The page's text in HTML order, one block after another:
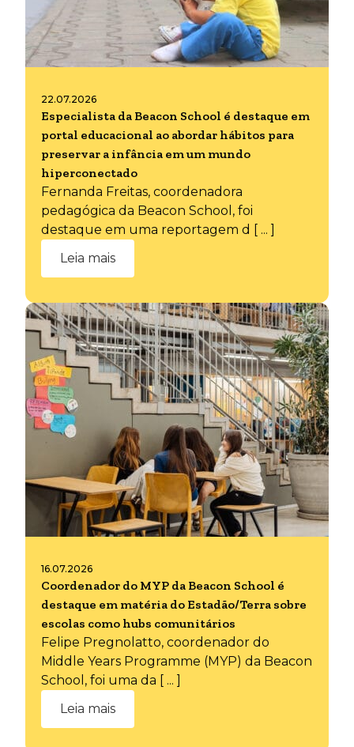
22.07.2026
Especialista da Beacon School é destaque em
portal educacional ao abordar hábitos para
preservar a infância em um mundo
hiperconectado
Fernanda Freitas, coordenadora
pedagógica da Beacon School, foi
destaque em uma reportagem d [ ... ]
Leia mais
16.07.2026
Coordenador do MYP da Beacon School é
destaque em matéria do Estadão/Terra sobre
escolas como hubs comunitários
Felipe Pregnolatto, coordenador do
Middle Years Programme (MYP) da Beacon
School, foi uma da [ ... ]
Leia mais